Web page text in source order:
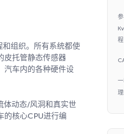
组织。所有系统都使
皮托管静态传感器
汽车内的各种硬件设
体动态/风洞和真实世
的核心CPU进行编
程